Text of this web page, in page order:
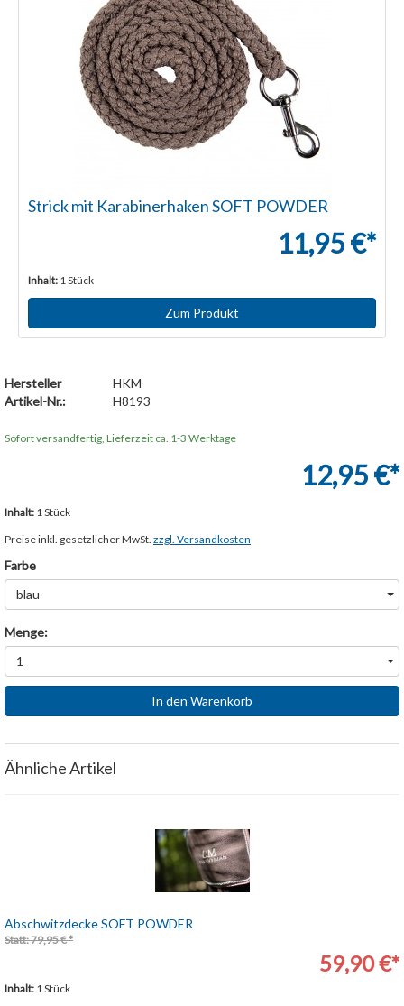
Strick mit Karabinerhaken SOFT POWDER
11,95 €*
Inhalt: 1 Stück
Zum Produkt
Hersteller
HKM
Artikel-Nr.:
H8193
Sofort versandfertig, Lieferzeit ca. 1-3 Werktage
12,95 €*
Inhalt: 1 Stück
Preise inkl. gesetzlicher MwSt. zzgl. Versandkosten
Farbe
blau
Menge:
1
In den Warenkorb
Ähnliche Artikel
Abschwitzdecke SOFT POWDER
Statt: 79,95 € *
59,90 €*
Inhalt: 1 Stück